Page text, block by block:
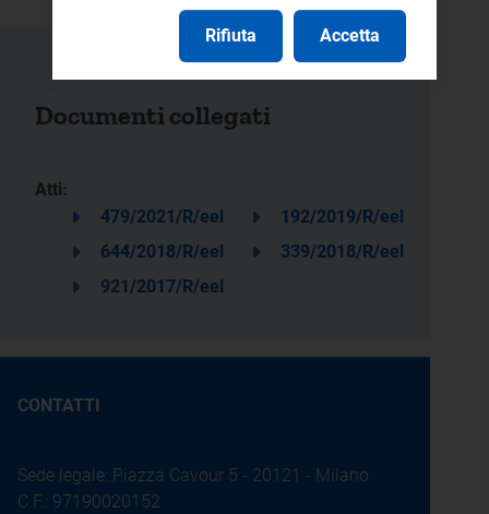
Documenti collegati
Atti:
479/2021/R/eel
192/2019/R/eel
644/2018/R/eel
339/2018/R/eel
921/2017/R/eel
CONTATTI
Sede legale: Piazza Cavour 5 - 20121 - Milano
C.F.: 97190020152
Rifiuta Accetta